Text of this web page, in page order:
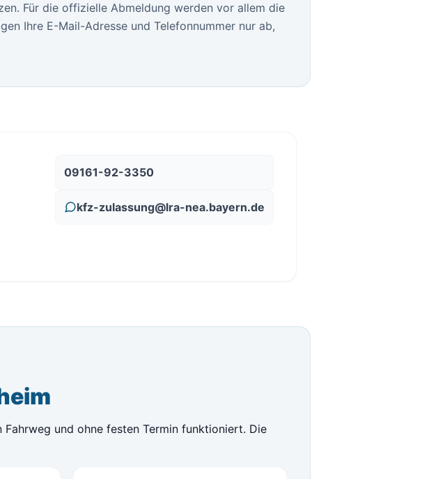
Für die offizielle Abmeldung werden vor allem die
Ihre E-Mail-Adresse und Telefonnummer nur ab,
09161-92-3350
kfz-zulassung@lra-nea.bayern.de
und ohne festen Termin funktioniert. Die